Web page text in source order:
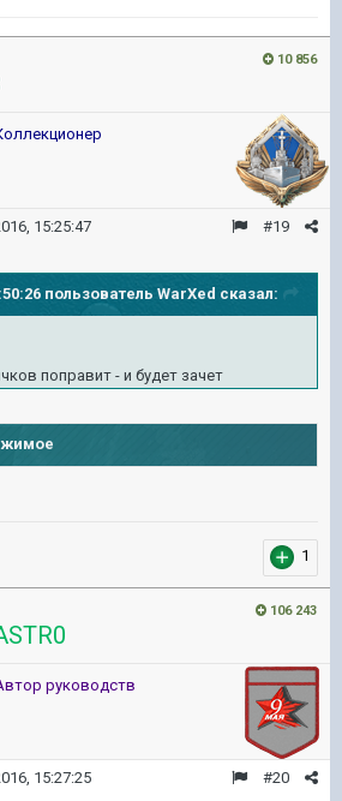
10 856
#19
15:25:47
пользователь WarXed сказал:
поправит - и будет зачет
1
106 243
руководств
#20
15:27:25